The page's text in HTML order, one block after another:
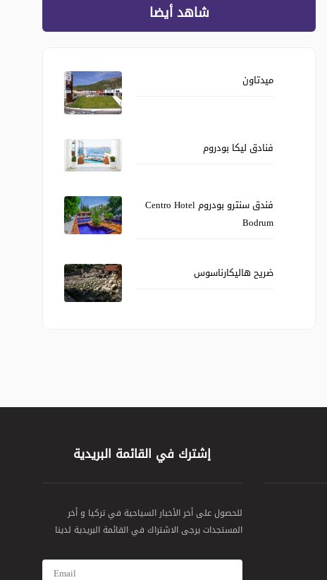
شاهد أيضا
ميدتاون
فنادق ليكا بودروم
فندق سنترو بودروم Centro Hotel
Bodrum
ضريح هاليكارناسوس
إشترك في القائمة البريدية
للحصول على أخر الأخبار السياحية في تركيا و أخر
المستجدات يرجى الاشتراك في القائمة البريدية لدينا